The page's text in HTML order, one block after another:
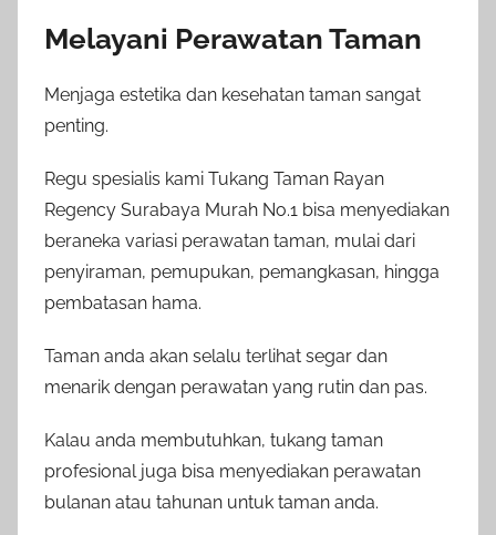
Melayani Perawatan Taman
Menjaga estetika dan kesehatan taman sangat
penting.
Regu spesialis kami Tukang Taman Rayan
Regency Surabaya Murah No.1 bisa menyediakan
beraneka variasi perawatan taman, mulai dari
penyiraman, pemupukan, pemangkasan, hingga
pembatasan hama.
Taman anda akan selalu terlihat segar dan
menarik dengan perawatan yang rutin dan pas.
Kalau anda membutuhkan, tukang taman
profesional juga bisa menyediakan perawatan
bulanan atau tahunan untuk taman anda.